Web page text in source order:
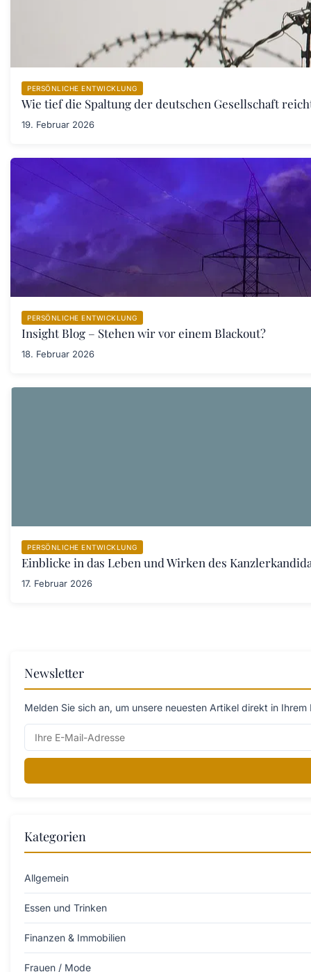
PERSÖNLICHE ENTWICKLUNG
Wie tief die Spaltung der deutschen Gesellschaft
19. Februar 2026
PERSÖNLICHE ENTWICKLUNG
Insight Blog – Stehen wir vor einem Blackout?
18. Februar 2026
PERSÖNLICHE ENTWICKLUNG
Einblicke in das Leben und Wirken des
17. Februar 2026
Newsletter
Melden Sie sich an, um unsere neuesten Artikel direkt in
Kategorien
Allgemein
Essen und Trinken
Finanzen & Immobilien
Frauen / Mode